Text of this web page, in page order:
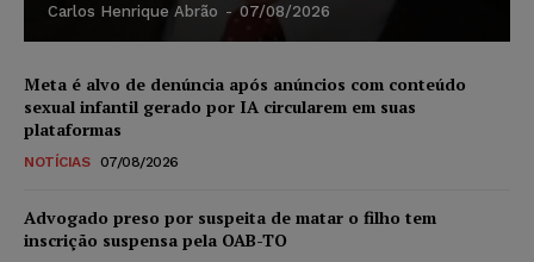
Carlos Henrique Abrão - 07/08/2026
Meta é alvo de denúncia após anúncios com conteúdo
sexual infantil gerado por IA circularem em suas
plataformas
NOTÍCIAS 07/08/2026
Advogado preso por suspeita de matar o filho tem
inscrição suspensa pela OAB-TO